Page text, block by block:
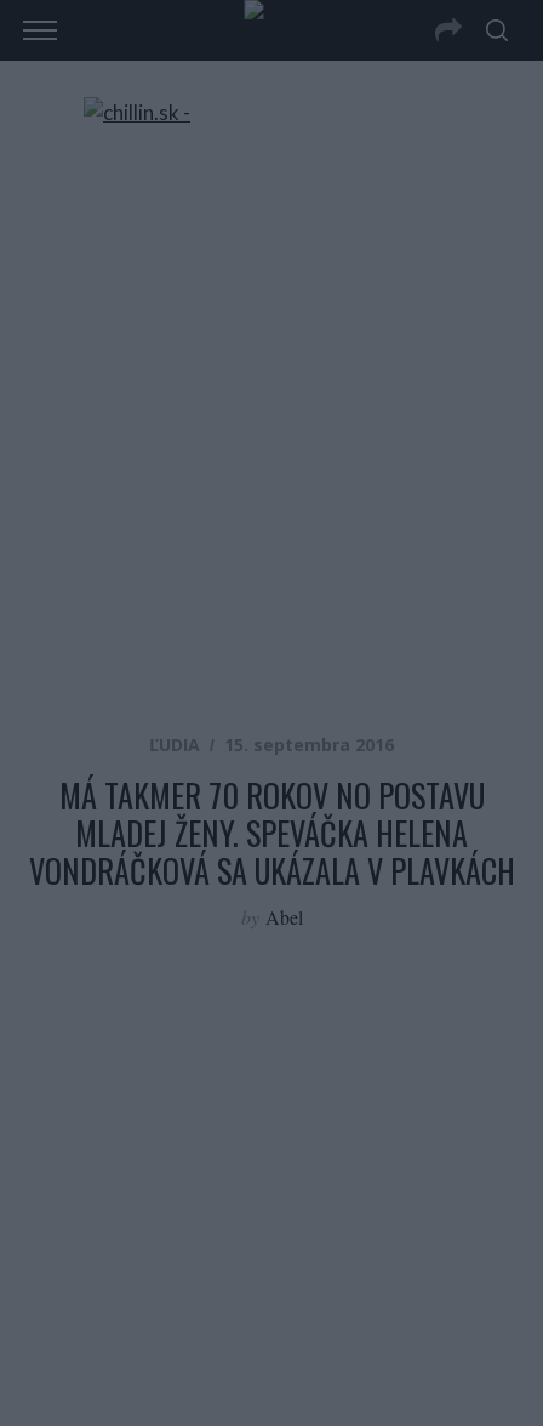
ĽUDIA 15. septembra 2016
MÁ TAKMER 70 ROKOV NO POSTAVU
MLADEJ ŽENY. SPEVÁČKA HELENA
VONDRÁČKOVÁ SA UKÁZALA V PLAVKÁCH
by Abel